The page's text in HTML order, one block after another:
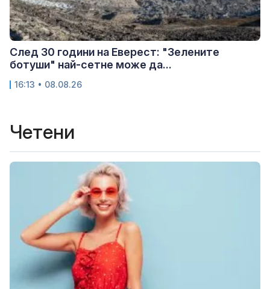
След 30 години на Еверест: "Зелените
ботуши" най-сетне може да...
16:13 • 08.08.26
Четени